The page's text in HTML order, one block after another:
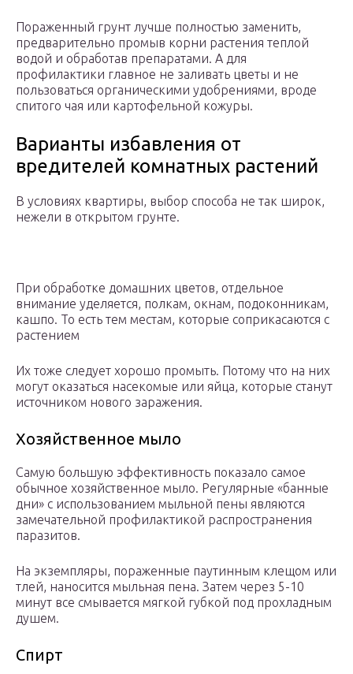
Пораженный грунт лучше полностью заменить,
предварительно промыв корни растения теплой
водой и обработав препаратами. А для
профилактики главное не заливать цветы и не
пользоваться органическими удобрениями, вроде
спитого чая или картофельной кожуры.
Варианты избавления от
вредителей комнатных растений
В условиях квартиры, выбор способа не так широк,
нежели в открытом грунте.
При обработке домашних цветов, отдельное
внимание уделяется, полкам, окнам, подоконникам,
кашпо. То есть тем местам, которые соприкасаются с
растением
Их тоже следует хорошо промыть. Потому что на них
могут оказаться насекомые или яйца, которые станут
источником нового заражения.
Хозяйственное мыло
Самую большую эффективность показало самое
обычное хозяйственное мыло. Регулярные «банные
дни» с использованием мыльной пены являются
замечательной профилактикой распространения
паразитов.
На экземпляры, пораженные паутинным клещом или
тлей, наносится мыльная пена. Затем через 5-10
минут все смывается мягкой губкой под прохладным
душем.
Спирт